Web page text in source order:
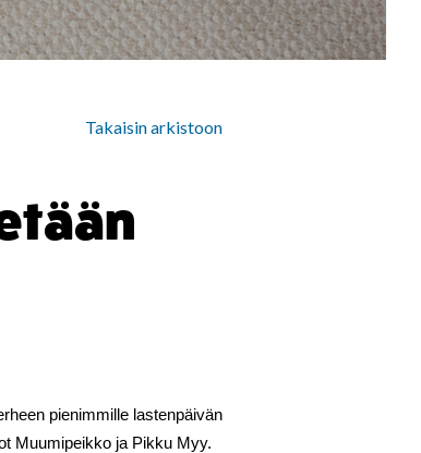
Takaisin arkistoon
pienimmille lastenpäivän
Muumipeikko ja Pikku Myy.